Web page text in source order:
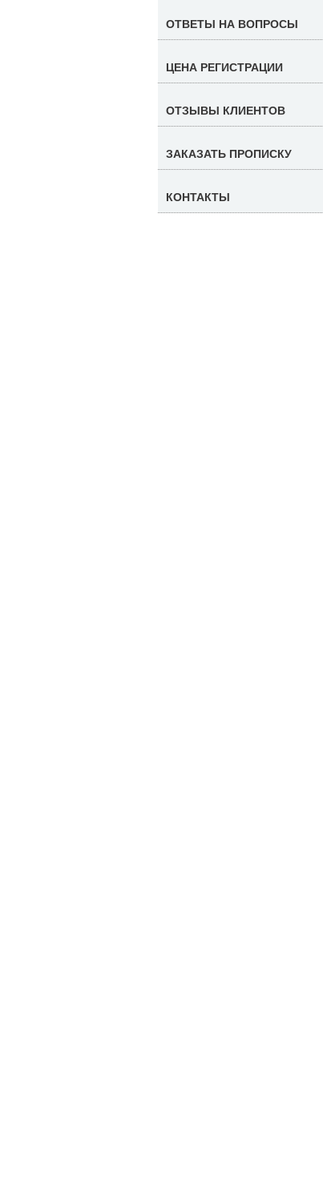
ОТВЕТЫ НА ВОПРОСЫ
ЦЕНА РЕГИСТРАЦИИ
ОТЗЫВЫ КЛИЕНТОВ
ЗАКАЗАТЬ ПРОПИСКУ
КОНТАКТЫ